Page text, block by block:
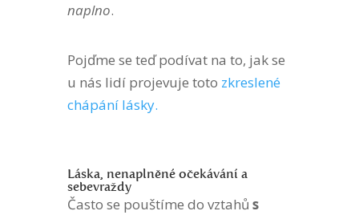
naplno.
Pojďme se teď podívat na to, jak se
u nás lidí projevuje toto zkreslené
chápání lásky.
Láska, nenaplněné očekávání a
sebevraždy
Často se pouštíme do vztahů s